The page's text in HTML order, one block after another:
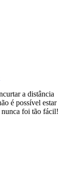
a distância
é possível estar
nunca foi tão fácil!